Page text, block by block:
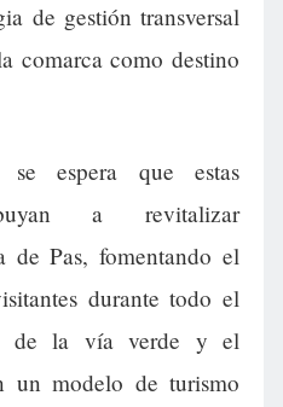
de gestión transversal
comarca como destino
espera que estas
a revitalizar
de Pas, fomentando el
durante todo el
de la vía verde y el
un modelo de turismo